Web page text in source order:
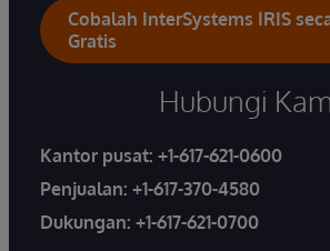
Cobalah InterSystems IRIS
Gratis
Hubungi
Kantor pusat: +1-617-621-0600
Penjualan: +1-617-370-4580
Dukungan: +1-617-621-0700